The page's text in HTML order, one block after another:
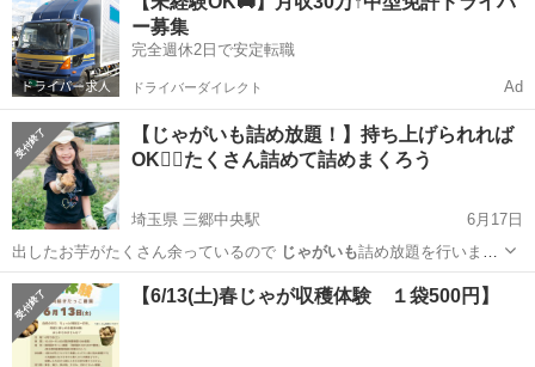
ー募集
完全週休2日で安定転職
ドライバーダイレクト Ad
【じゃがいも詰め放題！】持ち上げられれば
OK🙆‍♀️たくさん詰めて詰めまくろう
埼玉県 三郷中央駅
6月17日
出したお芋がたくさん余っているので じゃがいも詰め放題を行いま
す！ 一袋500円…
埼玉 三郷市 三郷中央駅 フリーマーケット じゃがいも
【6/13(土)春じゃが収穫体験 １袋500円】